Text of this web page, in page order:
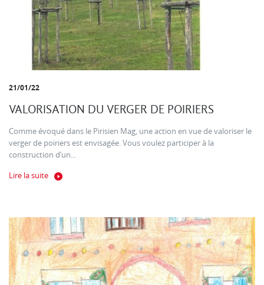
21/01/22
VALORISATION DU VERGER DE POIRIERS
Comme évoqué dans le Pirisien Mag, une action en vue de valoriser le
verger de poiriers est envisagée. Vous voulez participer à la
construction d’un...
Lire la suite